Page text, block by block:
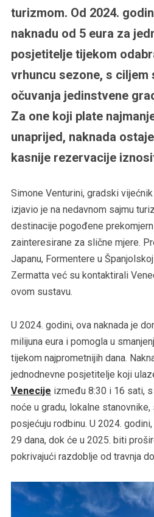
turizmom. Od 2024.
naknadu od 5 eura za
posjetitelje tijekom
vrhuncu sezone, s ciljem
očuvanja jedinstvene
Za one koji plate
unaprijed, naknada
kasnije rezervacije
Simone Venturini, gradski
izjavio je na nedavnom sajmu
destinacije pogođene
zainteresirane za slične mjere.
Japanu, Formentere u
Zermatta već su kontaktirali
ovom sustavu.
U 2024. godini, ova naknada je
milijuna eura i pomogla u
tijekom najprometnijih dana.
jednodnevne posjetitelje koji
Venecije između 8:30 i 16 sati,
noće u gradu, lokalne
posjećuju rodbinu. U 2024.
29 dana, dok će u 2025. biti
pokrivajući razdoblje od travnja